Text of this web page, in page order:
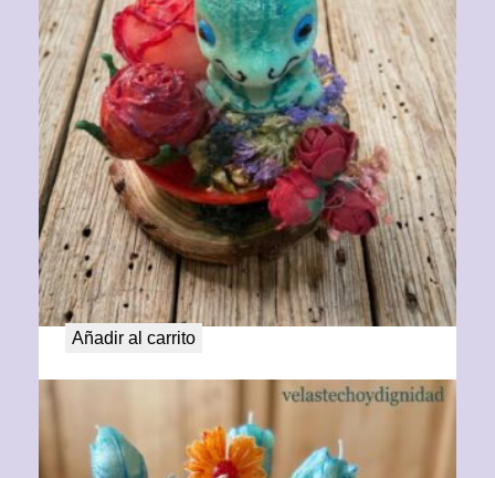
Drac de Sant Jordi
35,00€
Añadir al carrito